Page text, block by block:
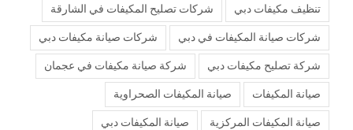
تنظيف مكيفات دبي شركات تصليح المكيفات في الشارقة
شركات صيانة المكيفات في دبي شركات صيانة مكيفات دبي
شركة تصليح مكيفات دبي شركة صيانة مكيفات في عجمان
صيانة المكيفات صيانة المكيفات الصحراوية
صيانة المكيفات المركزية صيانة المكيفات دبي